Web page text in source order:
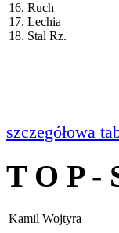
16. Ruch
17. Lechia
18. Stal Rz.
szczegółowa
T O P -
Kamil Wojtyra